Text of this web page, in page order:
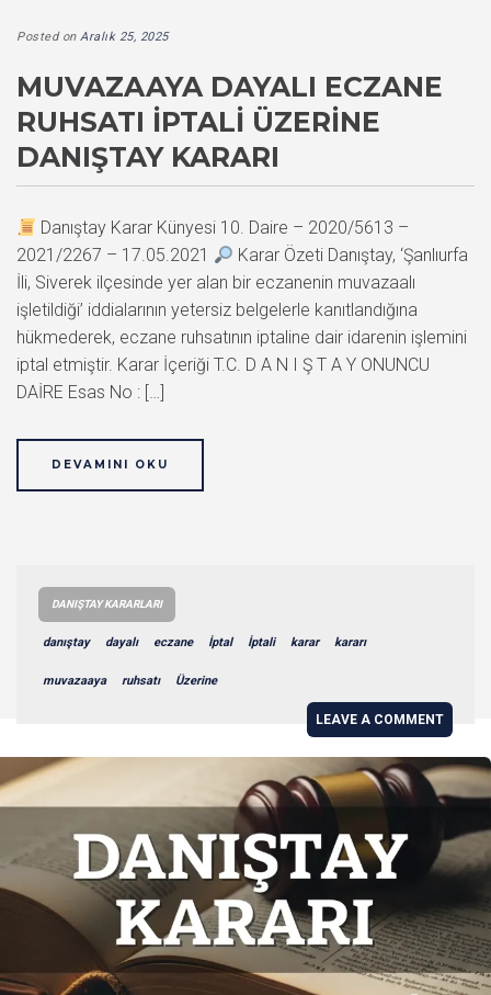
Posted on Aralık 25, 2025
MUVAZAAYA DAYALI ECZANE
RUHSATI İPTALI ÜZERINE
DANIŞTAY KARARI
Danıştay Karar Künyesi 10. Daire – 2020/5613 –
2021/2267 – 17.05.2021
Karar Özeti Danıştay, ‘Şanlıurfa
İli, Siverek ilçesinde yer alan bir eczanenin muvazaalı
işletildiği’ iddialarının yetersiz belgelerle kanıtlandığına
hükmederek, eczane ruhsatının iptaline dair idarenin işlemini
iptal etmiştir. Karar İçeriği T.C. D A N I Ş T A Y ONUNCU
DAİRE Esas No : […]
DEVAMINI OKU
DANIŞTAY KARARLARI
danıştay dayalı eczane İptal İptali karar kararı
muvazaaya ruhsatı Üzerine
LEAVE A COMMENT